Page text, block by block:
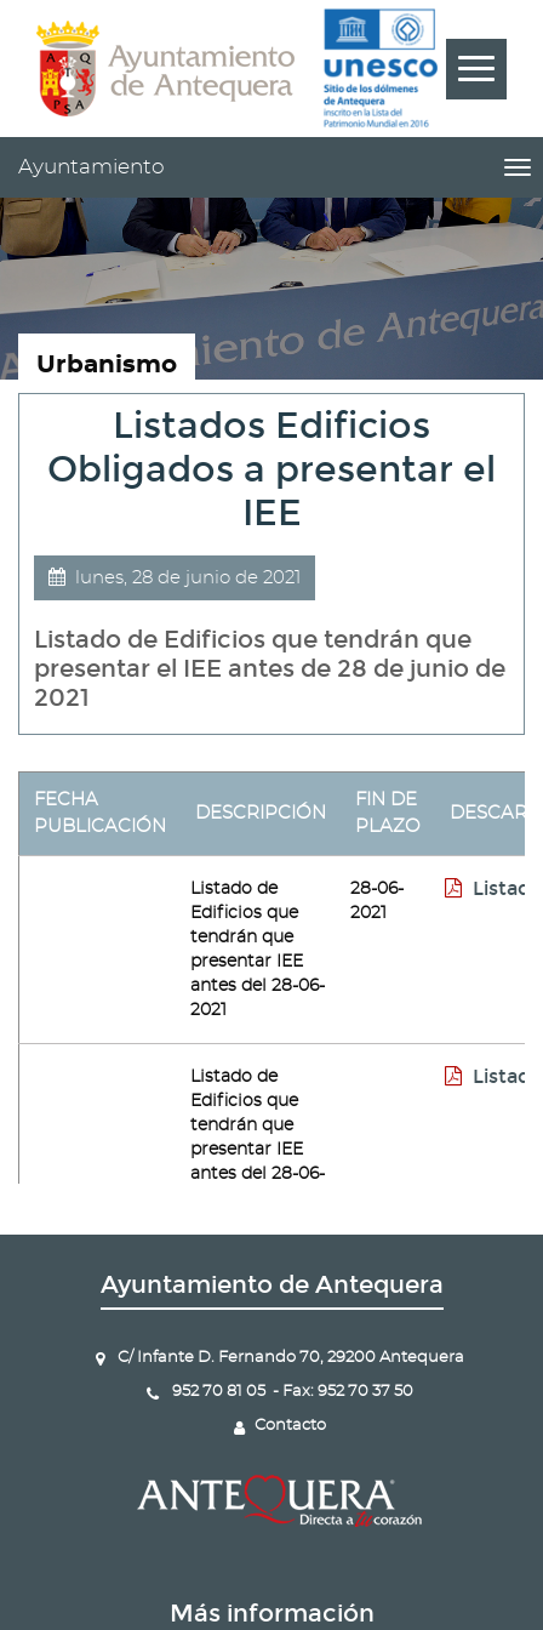
Cabecera
Pie
Menú
???
|
Ayuntamiento
Urbanismo
Listados Edificios
Obligados a presentar el
IEE
lunes, 28 de junio de 2021
Listado de Edificios que tendrán que
presentar el IEE antes de 28 de junio de
2021
FECHA
PUBLICACIÓN
DESCRIPCIÓN
FIN DE
PLAZO
Listado de
Edificios que
tendrán que
presentar IEE
antes del 28-06-
2021
28-06-
2021
Listado
Listado de
Edificios que
tendrán que
presentar IEE
antes del 28-06-
Listado
Edificios que
tendrán que
antes del 28-06-
2019
Edificios que
tendrán que
presentar IEE
Ayuntamiento de Antequera
C/ Infante D. Fernando 70, 29200 Antequera
952 70 81 05 - Fax: 952 70 37 50
Contacto
Más información